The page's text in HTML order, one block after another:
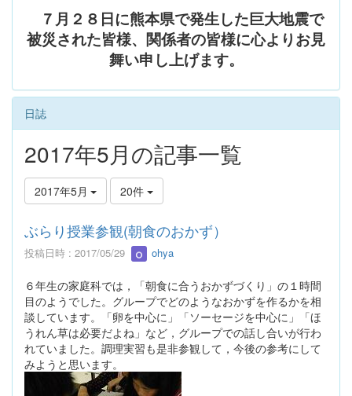
７月２８日に熊本県で発生した巨大地震で
被災された皆様、関係者の皆様に心よりお見
舞い申し上げます。
日誌
2017年5月の記事一覧
2017年5月 20件
ぶらり授業参観(朝食のおかず）
投稿日時 : 2017/05/29 ohya
６年生の家庭科では，「朝食に合うおかずづくり」の１時間
目のようでした。グループでどのようなおかずを作るかを相
談しています。「卵を中心に」「ソーセージを中心に」「ほ
うれん草は必要だよね」など，グループでの話し合いが行わ
れていました。調理実習も是非参観して，今後の参考にして
みようと思います。